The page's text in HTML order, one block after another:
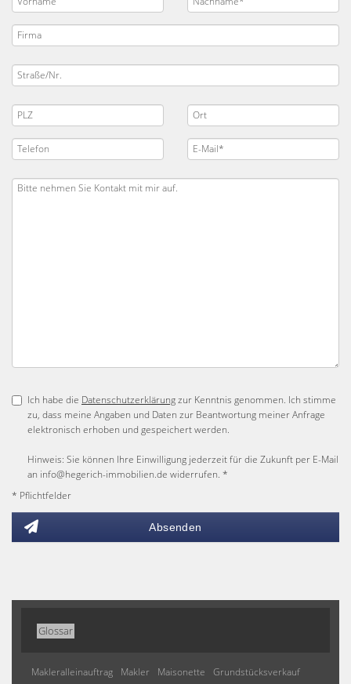
Ich habe die Datenschutzerklärungzur Kenntnis genommen. Ich stimme
zu, dass meine Angaben und Daten zur Beantwortung meiner Anfrage
elektronisch erhoben und gespeichert werden.
Hinweis: Sie können Ihre Einwilligung jederzeit für die Zukunft per E-Mail
an info@hegerich-immobilien.de widerrufen. *
* Pflichtfelder
Absenden
Glossar
Makleralleinauftrag Makler Maisonette
Grundstücksverkauf